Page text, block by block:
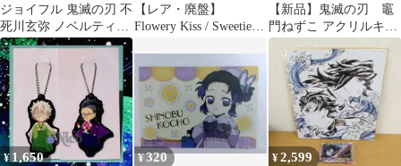
ジョイフル 鬼滅の刃 不
死川玄弥 ノベルティ
Joyfull 限定品 非売品
​【レア・廃盤】
Flowery Kiss / Sweetie
【新品】鬼滅の刃 竈
門ねずこ アクリルキー
ホルダー 非売品
¥ 1,650 ¥320 ¥2,599